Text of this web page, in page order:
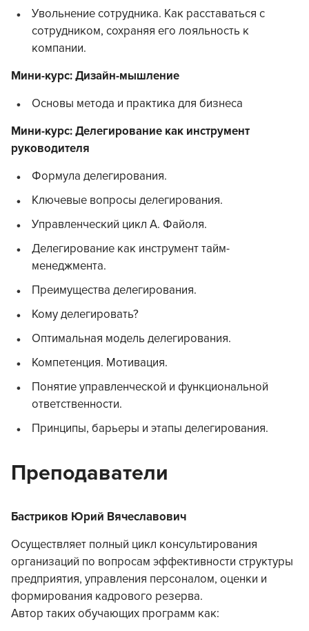
Увольнение сотрудника. Как расставаться с
сотрудником, сохраняя его лояльность к
компании.
Мини-курс: Дизайн-мышление
Основы метода и практика для бизнеса
Мини-курс: Делегирование как инструмент
руководителя
Формула делегирования.
Ключевые вопросы делегирования.
Управленческий цикл А. Файоля.
Делегирование как инструмент тайм-
менеджмента.
Преимущества делегирования.
Кому делегировать?
Оптимальная модель делегирования.
Компетенция. Мотивация.
Понятие управленческой и функциональной
ответственности.
Принципы, барьеры и этапы делегирования.
Преподаватели
Бастриков Юрий Вячеславович
Осуществляет полный цикл консультирования
организаций по вопросам эффективности структуры
предприятия, управления персоналом, оценки и
формирования кадрового резерва.
Автор таких обучающих программ как: